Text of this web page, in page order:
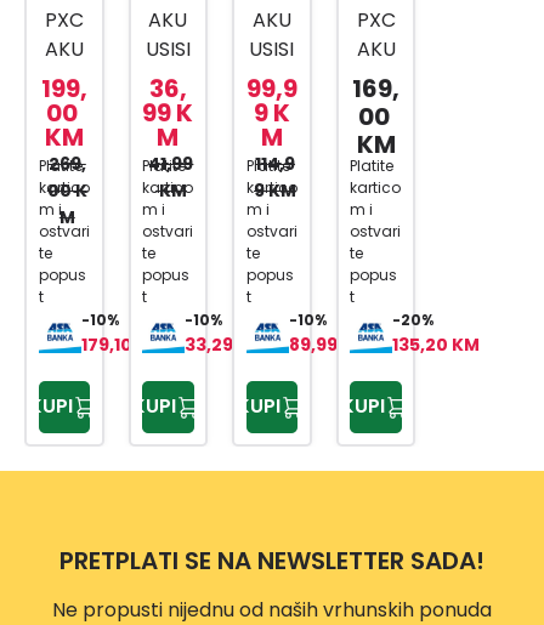
PXC
AKU
ŠTAP
NI
USISI
VAČ
TE-
SV
18LI-
SOLO
199,
00
KM
269,
00 K
M
Platite
kartico
m i
ostvari
te
popus
t
-10%
179,10 KM
KUPI
AKU
USISI
VAČ
CVLI
2012
61
SOLO
36,
99 K
M
41,99
KM
Platite
kartico
m i
ostvari
te
popus
t
-10%
33,29 KM
KUPI
AKU
USISI
VAČ
20V
CVLI
2006
1
SOLO
99,9
9 K
M
114,9
9 KM
Platite
kartico
m i
ostvari
te
popus
t
-10%
89,99 KM
KUPI
PXC
AKU
USISI
VAČ
TC-
VC
18/20
LI -
SOLO
169,
00
KM
Platite
kartico
m i
ostvari
te
popus
t
-20%
135,20 KM
KUPI
PRETPLATI SE NA NEWSLETTER SADA!
Ne propusti nijednu od naših vrhunskih ponuda